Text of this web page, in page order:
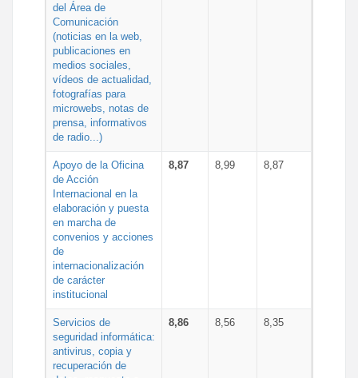
del Área de
Comunicación
(noticias en la web,
publicaciones en
medios sociales,
vídeos de actualidad,
fotografías para
microwebs, notas de
prensa, informativos
de radio...)
Apoyo de la Oficina
de Acción
Internacional en la
elaboración y puesta
en marcha de
convenios y acciones
de
internacionalización
de carácter
institucional
8,87 8,99 8,87
Servicios de
seguridad informática:
antivirus, copia y
recuperación de
8,86 8,56 8,35